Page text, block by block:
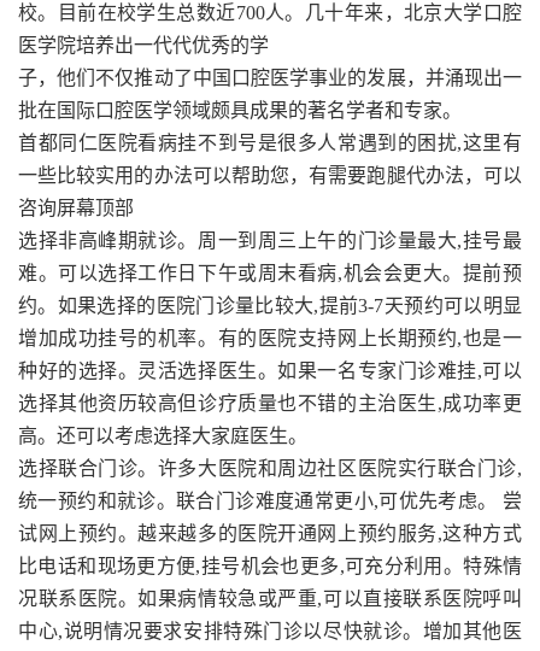
校。目前在校学生总数近700人。几十年来，北京大学口腔
医学院培养出一代代优秀的学
子，他们不仅推动了中国口腔医学事业的发展，并涌现出一
批在国际口腔医学领域颇具成果的著名学者和专家。
首都同仁医院看病挂不到号是很多人常遇到的困扰,这里有
一些比较实用的办法可以帮助您，有需要跑腿代办法，可以
咨询屏幕顶部
选择非高峰期就诊。周一到周三上午的门诊量最大,挂号最
难。可以选择工作日下午或周末看病,机会会更大。提前预
约。如果选择的医院门诊量比较大,提前3-7天预约可以明显
增加成功挂号的机率。有的医院支持网上长期预约,也是一
种好的选择。灵活选择医生。如果一名专家门诊难挂,可以
选择其他资历较高但诊疗质量也不错的主治医生,成功率更
高。还可以考虑选择大家庭医生。
选择联合门诊。许多大医院和周边社区医院实行联合门诊,
统一预约和就诊。联合门诊难度通常更小,可优先考虑。 尝
试网上预约。越来越多的医院开通网上预约服务,这种方式
比电话和现场更方便,挂号机会也更多,可充分利用。特殊情
况联系医院。如果病情较急或严重,可以直接联系医院呼叫
中心,说明情况要求安排特殊门诊以尽快就诊。增加其他医